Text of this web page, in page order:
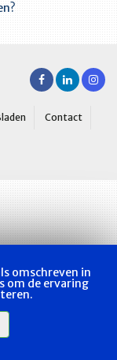
Contact
omschreven in
om de ervaring